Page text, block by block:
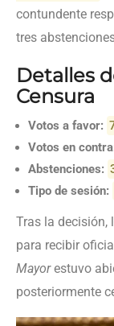
contundente
tres
Detalles
Censura
Votos a favor:
Votos en
Abstenciones:
Tipo de sesión:
Tras la decisión,
para recibir
Mayorestuvo
posteriormente